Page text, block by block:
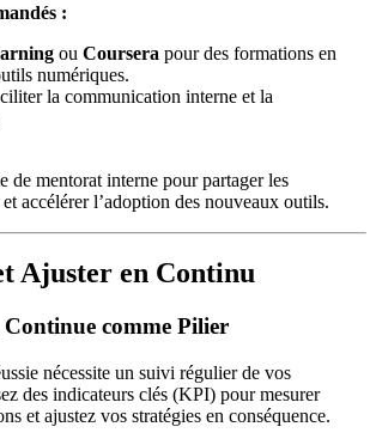
:
ou Coursera pour des formations en
numériques.
la communication interne et la
de mentorat interne pour partager les
accélérer l’adoption des nouveaux outils.
Ajuster en Continu
comme Pilier
nécessite un suivi régulier de vos
des indicateurs clés (KPI) pour mesurer
et ajustez vos stratégies en conséquence.